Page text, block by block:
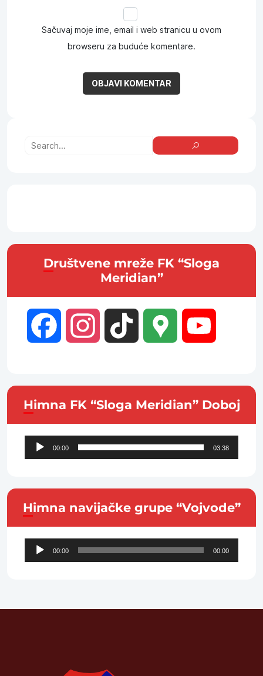
Sačuvaj moje ime, email i web stranicu u ovom
browseru za buduće komentare.
Društvene mreže FK “Sloga
Meridian”
Facebook Instagram TikTok Google
Himna FK “Sloga Meridian” Doboj
Audio
Player
00:00 03:38
Himna navijačke grupe “Vojvode”
Audio
Player
00:00 00:00